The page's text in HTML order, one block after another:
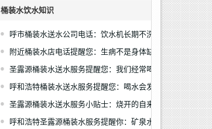
桶装水饮水知识
呼市桶装水送水公司电话：饮水机长期不洗有多脏
附近桶装水店电话提醒您：生病不是身体缺药，而是缺水和
圣露源桶装水送水服务提醒您：我们经常喝水，但是您知道
呼和浩特桶装水送水服务提醒您：喝水会发胖？
圣露源桶装水送水服务小贴士：烧开的自来水，与桶装水相
呼和浩特圣露源桶装水服务提醒你：矿泉水和岩泉水有什么